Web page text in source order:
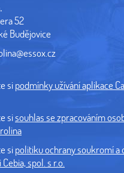
52
Budějovice
sipodmínky užívání aplikace
sisouhlas se zpracováním
sipolitiku ochrany soukromí a
spol. s r.o.